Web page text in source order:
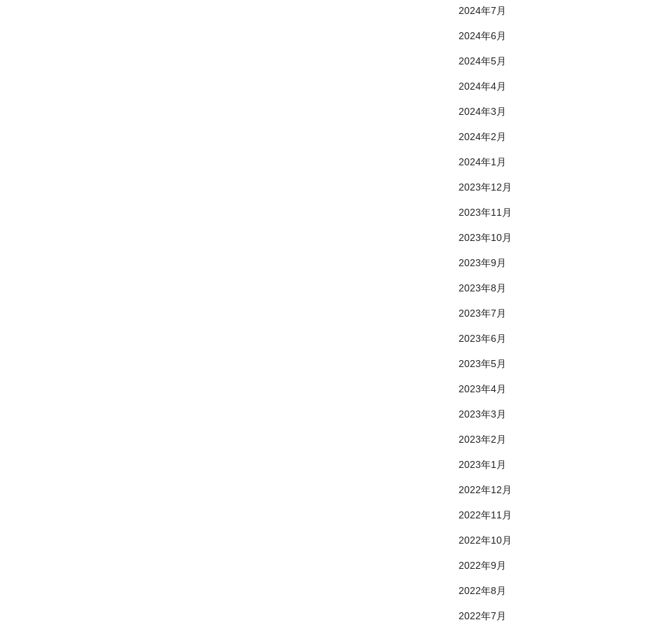
2024年7月
2024年6月
2024年5月
2024年4月
2024年3月
2024年2月
2024年1月
2023年12月
2023年11月
2023年10月
2023年9月
2023年8月
2023年7月
2023年6月
2023年5月
2023年4月
2023年3月
2023年2月
2023年1月
2022年12月
2022年11月
2022年10月
2022年9月
2022年8月
2022年7月